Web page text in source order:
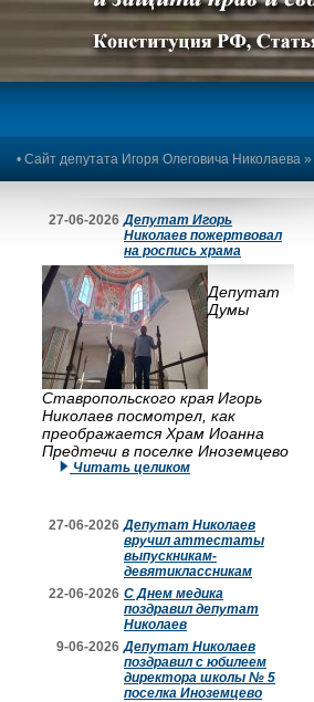
• Сайт депутата Игоря Олеговича Николаева »
27-06-2026 Депутат Игорь
Николаев пожертвовал
на роспись храма
Депутат
Думы
Ставропольского края Игорь
Николаев посмотрел, как
преображается Храм Иоанна
Предтечи в поселке Иноземцево
Читать целиком
27-06-2026 Депутат Николаев
вручил аттестаты
выпускникам-
девятиклассникам
22-06-2026 С Днем медика
поздравил депутат
Николаев
9-06-2026 Депутат Николаев
поздравил с юбилеем
директора школы № 5
поселка Иноземцево